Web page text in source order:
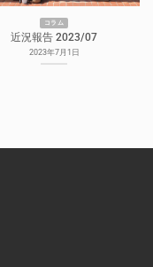
コラム
近況報告 2023/07
2023年7月1日